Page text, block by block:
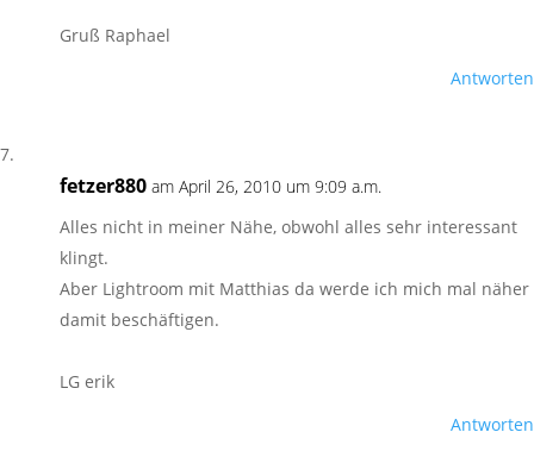
Gruß Raphael
Antworten
fetzer880 am April 26, 2010 um 9:09 a.m.
Alles nicht in meiner Nähe, obwohl alles sehr interessant
klingt.
Aber Lightroom mit Matthias da werde ich mich mal näher
damit beschäftigen.
LG erik
Antworten